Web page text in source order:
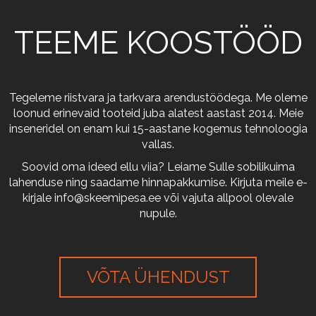
TEEME KOOSTÖÖD
Tegeleme riistvara ja tarkvara arendustöödega. Me oleme
loonud erinevaid tooteid juba alatest aastast 2014. Meie
inseneridel on enam kui 15-aastane kogemus tehnoloogia
vallas.
Soovid oma ideed ellu viia? Leiame Sulle sobilikuima
lahenduse ning saadame hinnapakkumise. Kirjuta meile e-
kirjale info@skeemipesa.ee või vajuta allpool olevale
nupule.
VÕTA ÜHENDUST